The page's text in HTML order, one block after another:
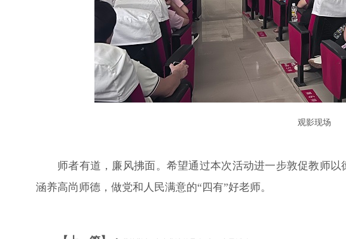
观影现场
师者有道，廉风拂面。希望通过本次活动进一步敦促教师
涵养高尚师德，做党和人民满意的“四有”好老师。